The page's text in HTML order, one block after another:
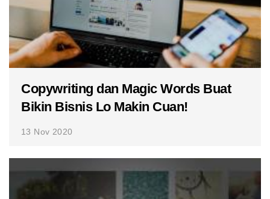
Copywriting dan Magic Words Buat
Bikin Bisnis Lo Makin Cuan!
13 Nov 2020